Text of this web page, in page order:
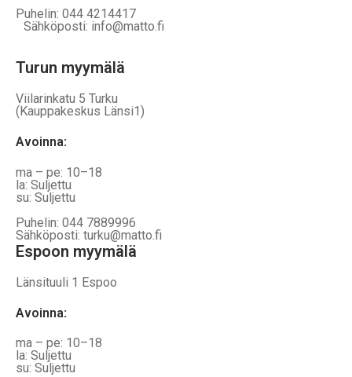
Puhelin: 044 4214417
Sähköposti: info@matto.fi
Turun myymälä
Viilarinkatu 5 Turku
(Kauppakeskus Länsi1)
Avoinna:
ma – pe: 10–18
la: Suljettu
su: Suljettu
Puhelin: 044 7889996
Sähköposti: turku@matto.fi
Espoon myymälä
Länsituuli 1 Espoo
Avoinna:
ma – pe: 10–18
la: Suljettu
su: Suljettu